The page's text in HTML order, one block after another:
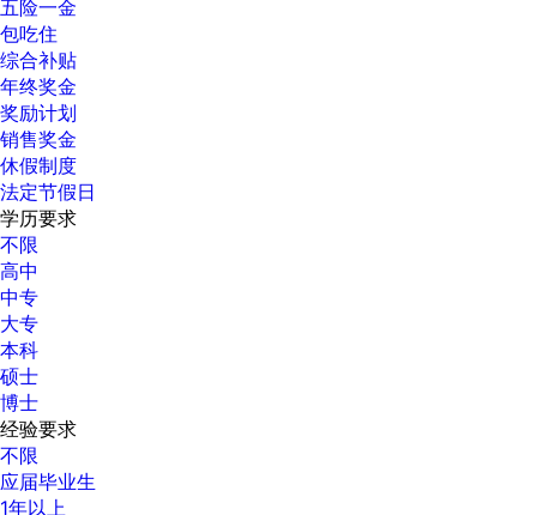
五险一金
包吃住
综合补贴
年终奖金
奖励计划
销售奖金
休假制度
法定节假日
学历要求
不限
高中
中专
大专
本科
硕士
博士
经验要求
不限
应届毕业生
1年以上